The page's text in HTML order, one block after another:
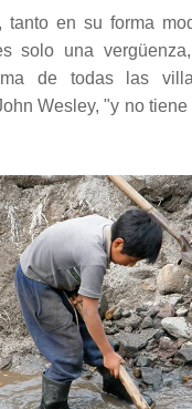
tanto en su forma
solo una
de todas las
Wesley, "y no